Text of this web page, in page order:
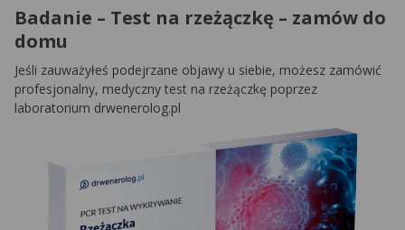
Badanie – Test na rzeżączkę – zamów do
domu
Jeśli zauważyłeś podejrzane objawy u siebie, możesz zamówić
profesjonalny, medyczny test na rzeżączkę poprzez
laboratorium drwenerolog.pl